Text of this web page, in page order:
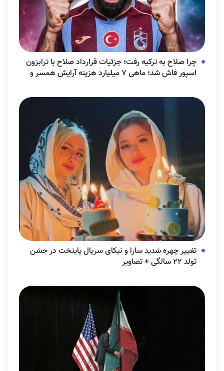
چرا صلاح به ترکیه رفت؛ جزئیات قرارداد صلاح با ترابزون
اسپور فاش شد؛ ماهی ۷ میلیارد هزینه آرایش همسر و
تغییر چهره شدید سارا و نیکای سریال پایتخت در جشن
تولد ۲۲ سالگی + تصاویر